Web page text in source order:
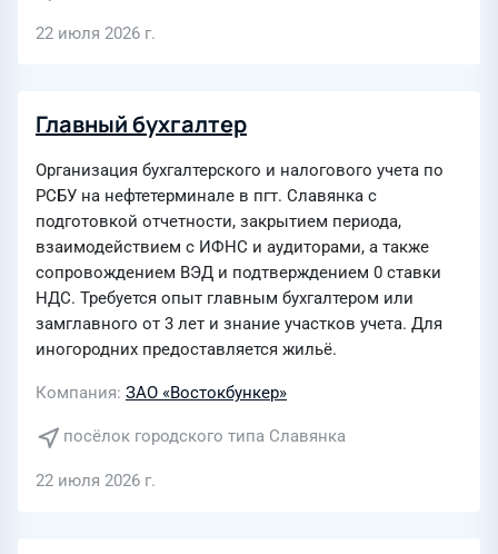
22 июля 2026 г.
Главный бухгалтер
Организация бухгалтерского и налогового учета по
РСБУ на нефтетерминале в пгт. Славянка с
подготовкой отчетности, закрытием периода,
взаимодействием с ИФНС и аудиторами, а также
сопровождением ВЭД и подтверждением 0 ставки
НДС. Требуется опыт главным бухгалтером или
замглавного от 3 лет и знание участков учета. Для
иногородних предоставляется жильё.
Компания ЗАО «Востокбункер»
посёлок городского типа Славянка
22 июля 2026 г.